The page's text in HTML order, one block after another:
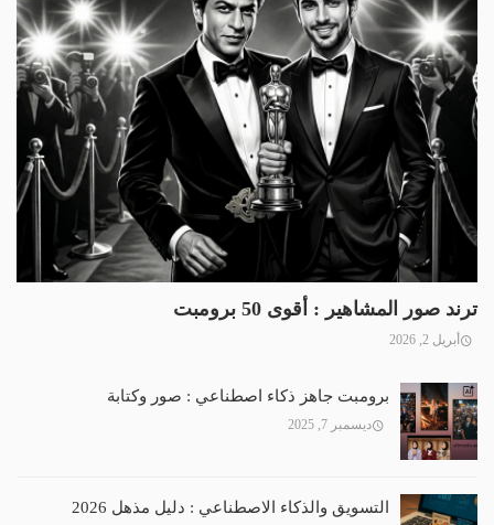
ترند صور المشاهير : أقوى 50 برومبت
أبريل 2, 2026
برومبت جاهز ذكاء اصطناعي : صور وكتابة
ديسمبر 7, 2025
التسويق والذكاء الاصطناعي : دليل مذهل 2026